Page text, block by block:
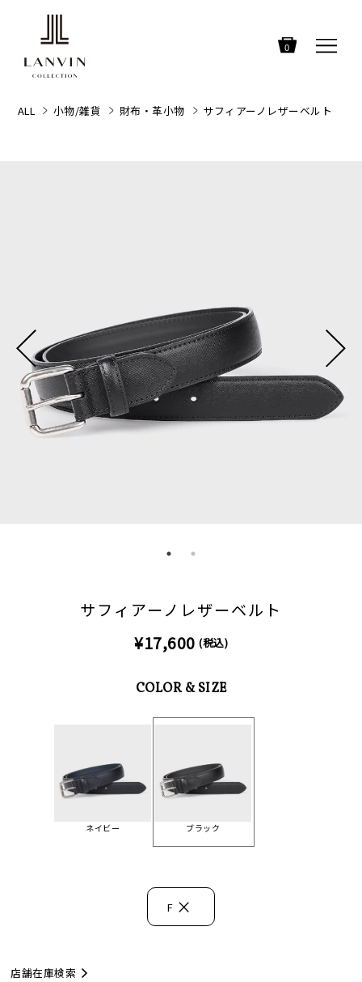
0
ALL 小物/雑貨 財布・革小物 サフィアーノレザーベルト
サフィアーノレザーベルト
¥17,600 (税込)
COLOR & SIZE
ネイビー ブラック
F ×
店舗在庫検索